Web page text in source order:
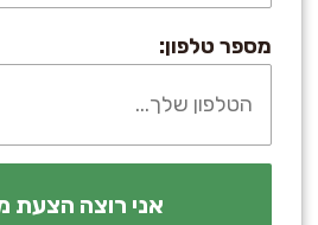
מספר טלפון: